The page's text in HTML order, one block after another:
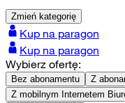
Zmień kategorię
Kup na paragon
Kup na paragon
Wybierz ofertę:
Bez abonamentu
Z
Z mobilnym Internetem